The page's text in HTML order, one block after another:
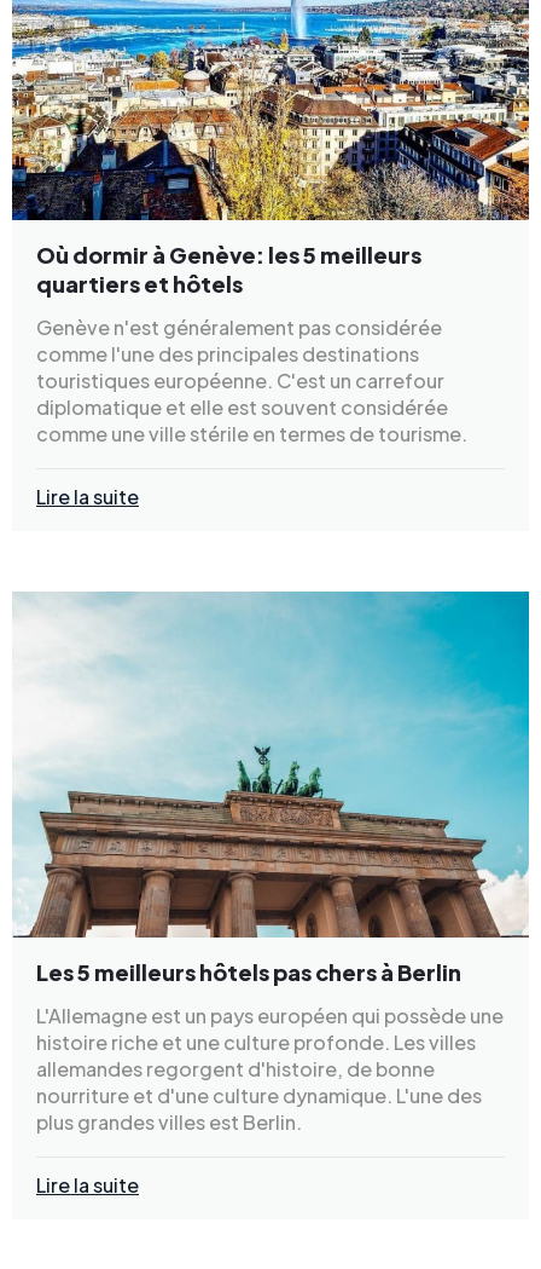
Où dormir à Genève: les 5 meilleurs
quartiers et hôtels
Genève n'est généralement pas considérée
comme l'une des principales destinations
touristiques européenne. C'est un carrefour
diplomatique et elle est souvent considérée
comme une ville stérile en termes de tourisme.
Lire la suite
Les 5 meilleurs hôtels pas chers à Berlin
L'Allemagne est un pays européen qui possède une
histoire riche et une culture profonde. Les villes
allemandes regorgent d'histoire, de bonne
nourriture et d'une culture dynamique. L'une des
plus grandes villes est Berlin.
Lire la suite